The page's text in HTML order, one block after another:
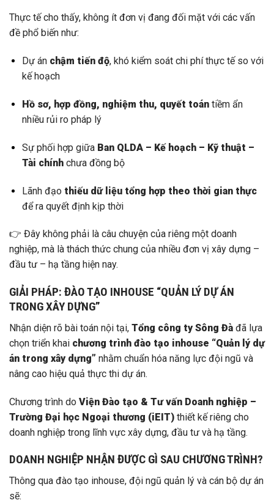
Thực tế cho thấy, không ít đơn vị đang đối mặt với các vấn
đề phổ biến như:
Dự án chậm tiến độ, khó kiểm soát chi phí thực tế so với
kế hoạch
Hồ sơ, hợp đồng, nghiệm thu, quyết toántiềm ẩn
nhiều rủi ro pháp lý
Sự phối hợp giữa Ban QLDA – Kế hoạch – Kỹ thuật –
Tài chínhchưa đồng bộ
Lãnh đạo thiếu dữ liệu tổng hợp theo thời gian thực
để ra quyết định kịp thời
👉 Đây không phải là câu chuyện của riêng một doanh
nghiệp, mà là thách thức chung của nhiều đơn vị xây dựng –
đầu tư – hạ tầng hiện nay.
GIẢI PHÁP: ĐÀO TẠO INHOUSE “QUẢN LÝ DỰ ÁN
TRONG XÂY DỰNG”
Nhận diện rõ bài toán nội tại, Tổng công ty Sông Đà đã lựa
chọn triển khai chương trình đào tạo inhouse “Quản lý dự
án trong xây dựng” nhằm chuẩn hóa năng lực đội ngũ và
nâng cao hiệu quả thực thi dự án.
Chương trình do Viện Đào tạo & Tư vấn Doanh nghiệp –
Trường Đại học Ngoại thương (iEIT) thiết kế riêng cho
doanh nghiệp trong lĩnh vực xây dựng, đầu tư và hạ tầng.
DOANH NGHIỆP NHẬN ĐƯỢC GÌ SAU CHƯƠNG TRÌNH?
Thông qua đào tạo inhouse, đội ngũ quản lý và cán bộ dự án
sẽ: